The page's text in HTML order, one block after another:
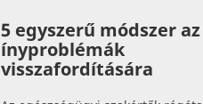
5 egyszerű módszer az
ínyproblémák
visszafordítására